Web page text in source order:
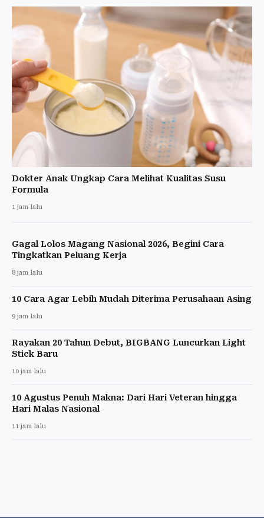
Dokter Anak Ungkap Cara Melihat Kualitas Susu
Formula
1 jam lalu
Gagal Lolos Magang Nasional 2026, Begini Cara
Tingkatkan Peluang Kerja
8 jam lalu
10 Cara Agar Lebih Mudah Diterima Perusahaan Asing
9 jam lalu
Rayakan 20 Tahun Debut, BIGBANG Luncurkan Light
Stick Baru
10 jam lalu
10 Agustus Penuh Makna: Dari Hari Veteran hingga
Hari Malas Nasional
11 jam lalu